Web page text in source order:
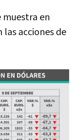
muestra en
acciones de